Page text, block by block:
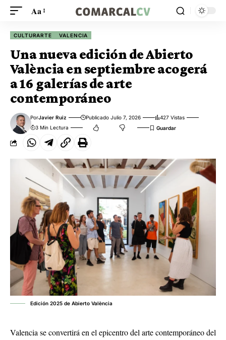
Aa
CULTURARTE VALENCIA
Una nueva edición de Abierto
València en septiembre acogerá
a 16 galerías de arte
contemporáneo
PorJavier Ruiz Publicado Julio 7, 2026
427 Vistas
3 Min Lectura
Edición 2025 de Abierto València
Valencia se convertirá en el epicentro del arte contemporáneo del